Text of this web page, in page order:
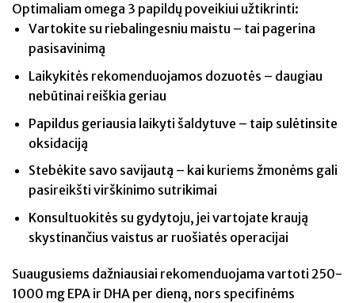
Optimaliam omega 3 papildų poveikiui užtikrinti:
Vartokite su riebalingesniu maistu – tai pagerina
pasisavinimą
Laikykitės rekomenduojamos dozuotės – daugiau
nebūtinai reiškia geriau
Papildus geriausia laikyti šaldytuve – taip sulėtinsite
oksidaciją
Stebėkite savo savijautą – kai kuriems žmonėms gali
pasireikšti virškinimo sutrikimai
Konsultuokitės su gydytoju, jei vartojate kraują
skystinančius vaistus ar ruošiatės operacijai
Suaugusiems dažniausiai rekomenduojama vartoti 250-
1000 mg EPA ir DHA per dieną, nors specifinėms